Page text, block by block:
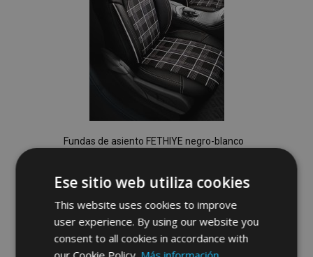
Fundas de asiento FETHIYE negro-blanco
149,00 €
No está disponible
Añadir
Ese sitio web utiliza cookies
This website uses cookies to improve
user experience. By using our website you
consent to all cookies in accordance with